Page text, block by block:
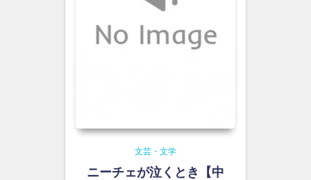
文芸・文学
ニーチェが泣くとき【中